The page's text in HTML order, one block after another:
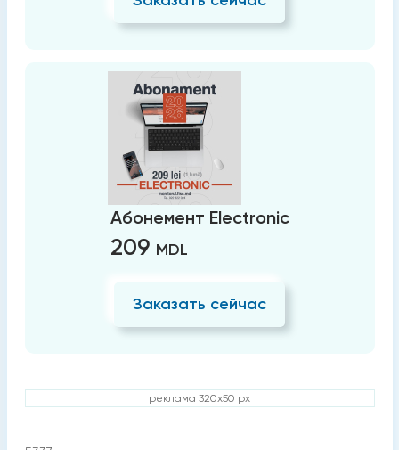
Абонемент Electronic
209 MDL
Заказать сейчас
реклама 320x50 px